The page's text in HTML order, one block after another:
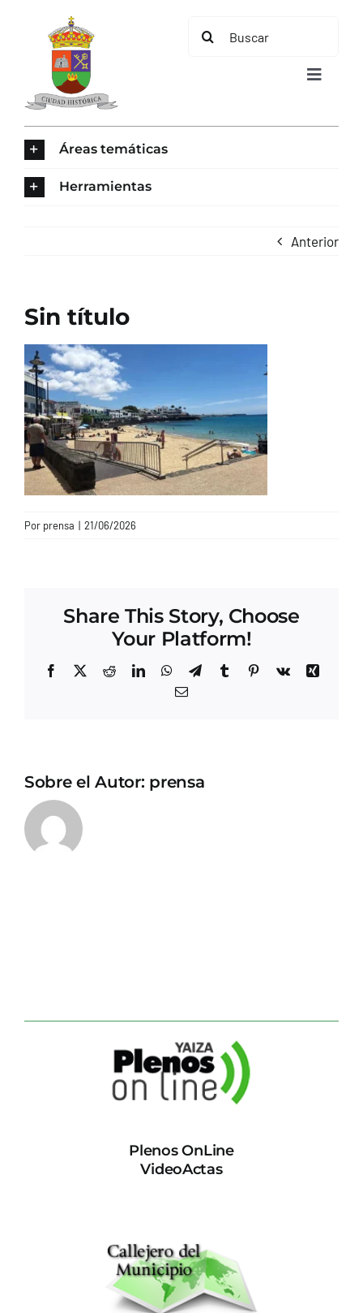
contenido
Buscar:
Toggle
CONTACTO
Áreas temáticas
Herramientas
Anterior
Sin título
Por prensa | 21/06/2026
Share This Story, Choose
Your Platform!
Facebook
X RedditLinkedInWhatsApp
TelegramTumblrPinterest
Vk
Xing
Correo
Sobre el Autor: prensa
Plenos OnLine
VideoActas